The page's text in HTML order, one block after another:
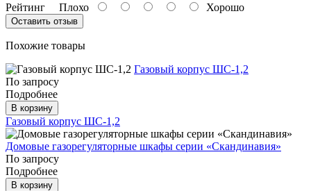
Рейтинг Плохо Хорошо
Оставить отзыв
Похожие товары
Газовый корпус ШС-1,2
По запросу
Подробнее
В корзину
Газовый корпус ШС-1,2
Домовые газорегуляторные шкафы серии «Скандинавия»
По запросу
Подробнее
В корзину